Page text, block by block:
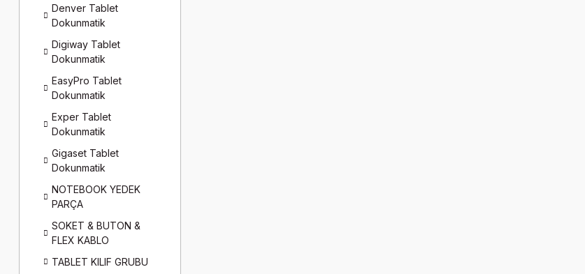
Denver Tablet
Dokunmatik
Digiway Tablet
Dokunmatik
EasyPro Tablet
Dokunmatik
Exper Tablet
Dokunmatik
Gigaset Tablet
Dokunmatik
NOTEBOOK YEDEK
PARÇA
SOKET & BUTON &
FLEX KABLO
TABLET KILIF GRUBU